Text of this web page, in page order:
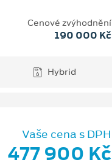
Cenové zvýhodnění
190 000 Kč
Hybrid
Vaše cena s DPH
477 900 Kč